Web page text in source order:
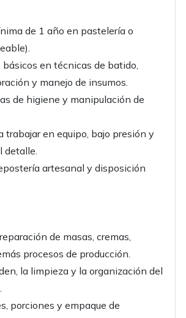
de 1 año en pastelería o
en técnicas de batido,
y manejo de insumos.
de higiene y manipulación de
trabajar en equipo, bajo presión y
detalle.
artesanal y disposición
de masas, cremas,
procesos de producción.
la limpieza y la organización del
porciones y empaque de